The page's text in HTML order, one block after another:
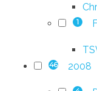
1
46 2008